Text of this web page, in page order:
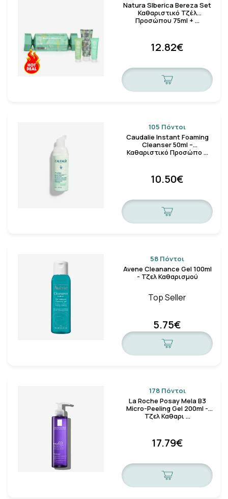
Natura SIberica Bereza Set
Καθαριστικό Τζέλ
Προσώπου 75ml + …
12.82€
105 Πόντοι
Caudalie Instant Foaming
Cleanser 50ml –
Καθαριστικό Προσώπο …
10.50€
58 Πόντοι
Avene Cleanance Gel 100ml
- Τζελ Καθαρισμού
Top Seller
5.75€
178 Πόντοι
La Roche Posay Mela B3
Micro-Peeling Gel 200ml -
Τζελ Καθαρι …
17.79€